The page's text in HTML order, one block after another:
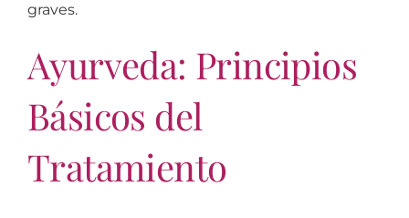
graves.
Ayurveda: Principios
Básicos del
Tratamiento